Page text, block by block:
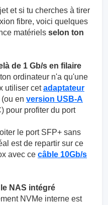
et si tu cherches à tirer
fibre, voici quelques
matériels selon ton
de 1 Gb/s en filaire
ordinateur n'a qu'une
utiliser cetadaptateur
(ou en version USB-A
pour profiter du port
le port SFP+ sans
est de repartir sur ce
avec ce câble 10Gb/s
NAS intégré
NVMe interne est